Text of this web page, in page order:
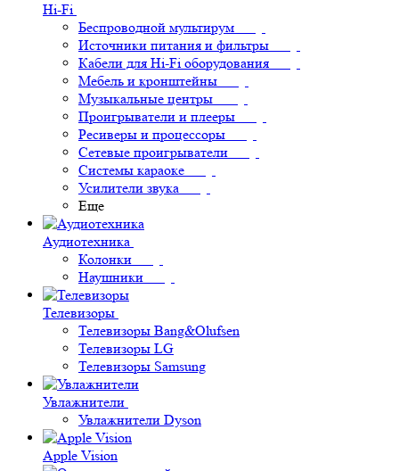
Hi-Fi
Беспроводной мультирум
Источники питания и фильтры
Кабели для Hi-Fi оборудования
Мебель и кронштейны
Музыкальные центры
Проигрыватели и плееры
Ресиверы и процессоры
Сетевые проигрыватели
Системы караоке
Усилители звука
Еще
Аудиотехника
Колонки
Наушники
Телевизоры
Телевизоры Bang&Olufsen
Телевизоры LG
Телевизоры Samsung
Увлажнители
Увлажнители Dyson
Apple Vision